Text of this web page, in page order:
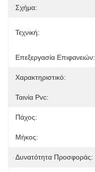
Σχήμα:
Τεχνική:
Επεξεργασία Επιφανειών:
Χαρακτηριστικό:
Ταινία Pvc:
Πάχος:
Μήκος:
Δυνατότητα Προσφοράς: